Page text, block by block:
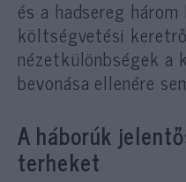
és a hadsereg
költségvetési
nézetkülönbségek a
bevonása ellenére
A háborúk
terheket